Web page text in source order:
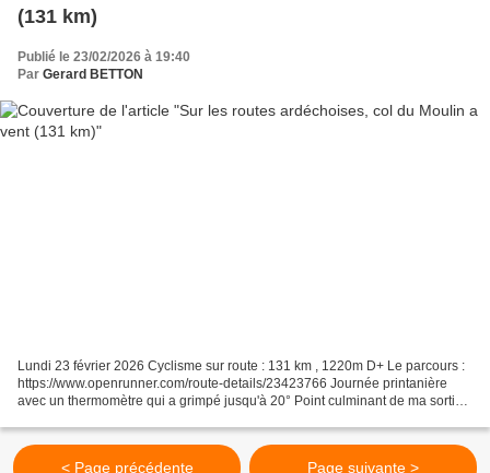
(131 km)
Publié le 23/02/2026 à 19:40
Par Gerard BETTON
Lundi 23 février 2026 Cyclisme sur route : 131 km , 1220m D+ Le parcours :
https://www.openrunner.com/route-details/23423766 Journée printanière
avec un thermomètre qui a grimpé jusqu'à 20° Point culminant de ma sortie.
< Page précédente Page suivante >